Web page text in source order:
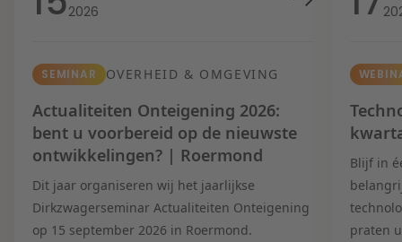
2026
SEMINAR OVERHEID & OMGEVING
Actualiteiten Onteigening 2026:
bent u voorbereid op de nieuwste
ontwikkelingen? | Roermond
Dit jaar organiseren wij het jaarlijkse
Dirkzwagerseminar Actualiteiten Onteigening
op 15 september 2026 in Roermond.
Blijf in
praten